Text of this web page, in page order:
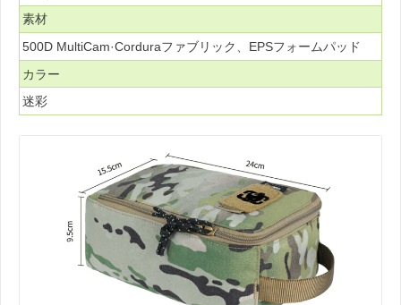
素材
500D MultiCam·Corduraファブリック、EPSフォームパッド
カラー
迷彩